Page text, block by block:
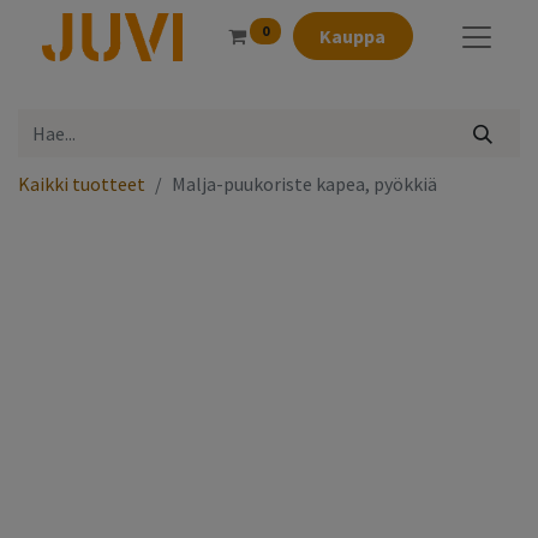
0 Kauppa
Kaikki tuotteet Malja-puukoriste kapea, pyökkiä